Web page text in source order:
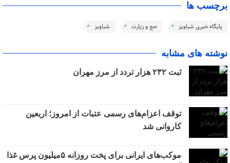
برچسب ها
پایگاه خبری شباویز حج و زیارت شباویز
نوشته های مشابه
ثبت ۲۳۲ هزار تردد از مرز مهران
توقف اعزام‌‌های رسمی عتبات از امروز؛ اربعین
کاروانی شد
موکب‌های ایرانی برای پخت روزانه ۵میلیون پرس غذا